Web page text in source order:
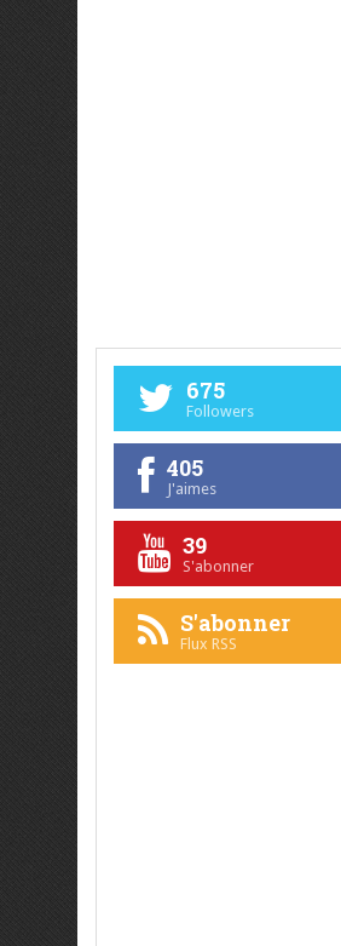
675
Followers
405
J'aimes
39
S'abonner
S'abonner
Flux RSS